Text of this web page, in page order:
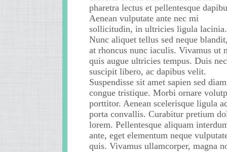
pharetra lectus et pellentesque
Aenean vulputate ante nec mi
sollicitudin, in ultricies ligula lacinia.
Nunc aliquet tellus sed neque
at rhoncus nunc iaculis. Vivamus ut
quis augue ultricies tempus. Duis nec
suscipit libero, ac dapibus velit.
Suspendisse sit amet sapien sed diam
congue tristique. Morbi ornare
porttitor. Aenean scelerisque ligula
porta convallis. Curabitur pretium
lorem. Pellentesque aliquam
ante, eget elementum neque
quis. Vivamus ullamcorper, magna